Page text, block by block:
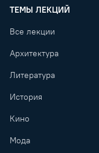
ТЕМЫ ЛЕКЦИЙ
Все лекции
Архитектура
Литература
История
Кино
Мода